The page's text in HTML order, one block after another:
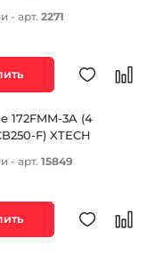
- арт.2271
172FMM-3A (4
F) XTECH
- арт.15849